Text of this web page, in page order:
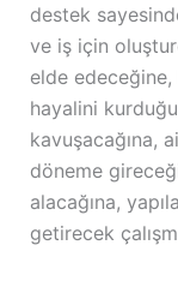
destek
ve iş için
elde edeceğine,
hayalini
kavuşacağına,
döneme
alacağına,
getirecek